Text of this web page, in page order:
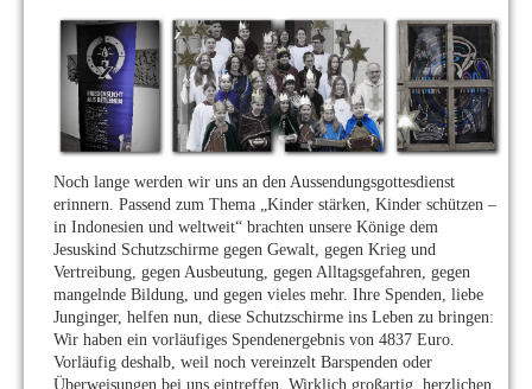
Noch lange werden wir uns an den Aussendungsgottesdienst
erinnern. Passend zum Thema „Kinder stärken, Kinder schützen –
in Indonesien und weltweit“ brachten unsere Könige dem
Jesuskind Schutzschirme gegen Gewalt, gegen Krieg und
Vertreibung, gegen Ausbeutung, gegen Alltagsgefahren, gegen
mangelnde Bildung, und gegen vieles mehr. Ihre Spenden, liebe
Junginger, helfen nun, diese Schutzschirme ins Leben zu bringen:
Wir haben ein vorläufiges Spendenergebnis von 4837 Euro.
Vorläufig deshalb, weil noch vereinzelt Barspenden oder
Überweisungen bei uns eintreffen. Wirklich großartig, herzlichen